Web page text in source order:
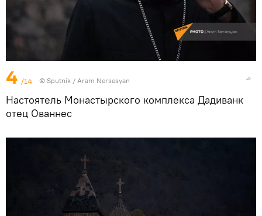
4 /14 © Sputnik / Aram Nersesyan
Настоятель Монастырского комплекса Дадиванк
отец Ованнес